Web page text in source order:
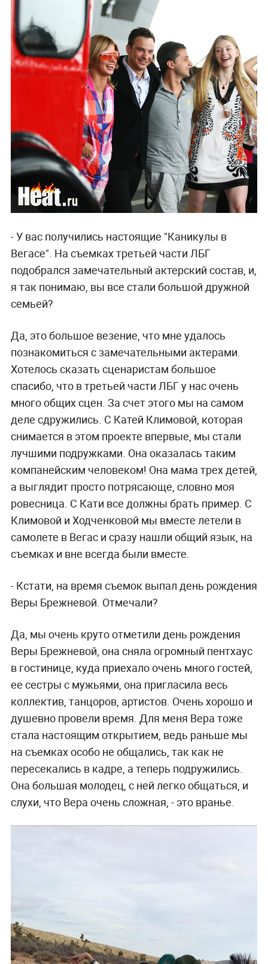
- У вас получились настоящие "Каникулы в
Вегасе". На съемках третьей части ЛБГ
подобрался замечательный актерский состав, и,
я так понимаю, вы все стали большой дружной
семьей?
Да, это большое везение, что мне удалось
познакомиться с замечательными актерами.
Хотелось сказать сценаристам большое
спасибо, что в третьей части ЛБГ у нас очень
много общих сцен. За счет этого мы на самом
деле сдружились. С Катей Климовой, которая
снимается в этом проекте впервые, мы стали
лучшими подружками. Она оказалась таким
компанейским человеком! Она мама трех детей,
а выглядит просто потрясающе, словно моя
ровесница. С Кати все должны брать пример. С
Климовой и Ходченковой мы вместе летели в
самолете в Вегас и сразу нашли общий язык, на
съемках и вне всегда были вместе.
- Кстати, на время съемок выпал день рождения
Веры Брежневой. Отмечали?
Да, мы очень круто отметили день рождения
Веры Брежневой, она сняла огромный пентхаус
в гостинице, куда приехало очень много гостей,
ее сестры с мужьями, она пригласила весь
коллектив, танцоров, артистов. Очень хорошо и
душевно провели время. Для меня Вера тоже
стала настоящим открытием, ведь раньше мы
на съемках особо не общались, так как не
пересекались в кадре, а теперь подружились.
Она большая молодец, с ней легко общаться, и
слухи, что Вера очень сложная, - это вранье.